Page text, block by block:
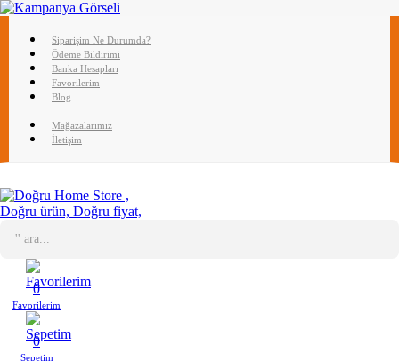
Siparişim Ne Durumda?
Ödeme Bildirimi
Banka Hesapları
Favorilerim
Blog
Mağazalarımız
İletişim
0
Favorilerim
0
Sepetim